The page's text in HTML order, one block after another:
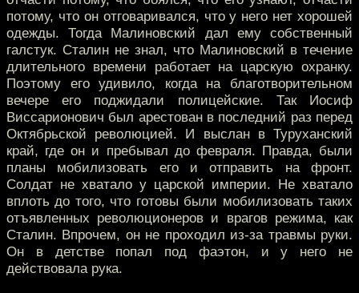
потому, что он отговаривался, что у него нет хорошей
одежды. Тогда Малиновский дал ему собственный
галстук. Сталин не знал, что Малиновский в течение
длительного времени работает на царскую охранку.
Поэтому его удивило, когда на благотворительном
вечере его поджидали полицейские. Так Иосиф
Виссарионович был арестован в последний раз перед
Октябрьской революцией. И выслан в Туруханский
край, где он и пребывал до февраля. Правда, были
планы мобилизовать его и отправить на фронт.
Солдат не хватало у царской империи. Не хватало
вплоть до того, что готовы были мобилизовать таких
отъявленных революционеров и врагов режима, как
Сталин. Впрочем, он не проходил из-за травмы руки.
Он в детстве попал под фаэтон, и у него не
действовала рука.